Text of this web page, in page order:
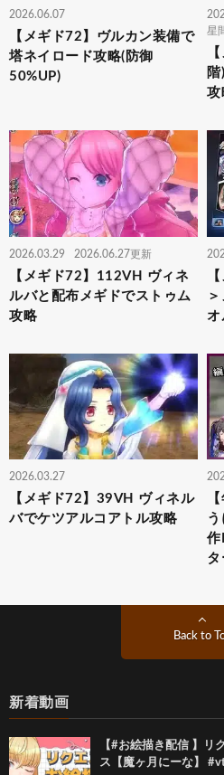
2026.06.07
【メギド72】ヴルカン装備で
塔ネイロード攻略(防御
50%UP)
星
攻
2026.03.29 2026.06.27更新
【メギド72】112VH ヴィネ
ルバと配布メギドでストゥム
攻略
オ
2026.03.27
【メギド72】39VH ヴィネル
バでケツアルコアトル攻略
作
タ
Back to
新着動画
【#お絵描き配信 】リ
ス【魔ヶ月にーな】